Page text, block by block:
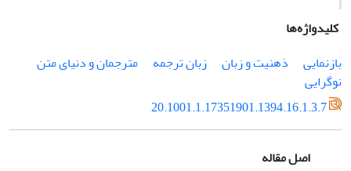
کلیدواژه‌ها
بازنمایی
ذهنیت و زبان زبان ترجمه
مترجمان و دنیای متن
نوگرایی
20.1001.1.17351901.1394.16.1.3.7
اصل مقاله